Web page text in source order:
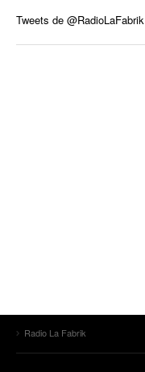
Tweets de @RadioLaFabrik
Radio La Fabrik